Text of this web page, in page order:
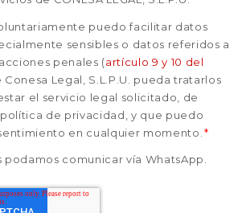
puedo facilitar datos
sensibles o datos referidos a
penales (artículo 9 y 10 del
Conesa Legal, S.L.P.U. pueda tratarlos
el servicio legal solicitado, de
de privacidad, y que puedo
en cualquier momento. *
comunicar vía WhatsApp.